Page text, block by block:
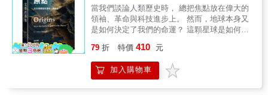
亞。中美洲及墨西哥熱浪達51°C。2025年：風
暴與野火頻傳，包括美國洛杉磯野火、歐洲暴
雨、西澳氣旋等。氣候科學家麥可．曼恩從地
球45億年的歷史中，探索人類當前氣候危機的
根源與啟示。作者指出，人類文明的繁榮，其
金期」之上；而如今這個平衡正被我們親手打
破。書中帶領讀者回顧地球歷史中的幾個關鍵
氣候時期：從極端寒冷的「雪球地球」、到溫
當我們談論人類歷史時， 總把焦點放在偉大的
領袖、革命與科技進步上。 然而，地球本身又
是如何決定了我們的命運？ 這顆星球是如何形
的傑作。 《人類文明》的作者達奈爾，將視角
拉升至萬里高空與億萬年前， 揭示了人類文明
並非偶然，而是由地球的地質力量、 大氣環流
79 折 特價 410 元
加入購物車